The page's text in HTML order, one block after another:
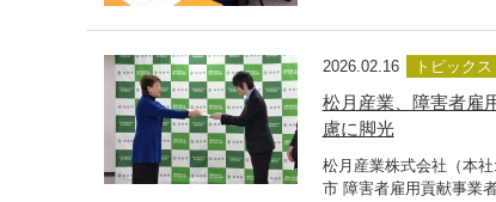
2026.02.16 トピックス
松月産業、障害者雇
慮に脚光
松月産業株式会社（本
市 障害者雇用貢献事業